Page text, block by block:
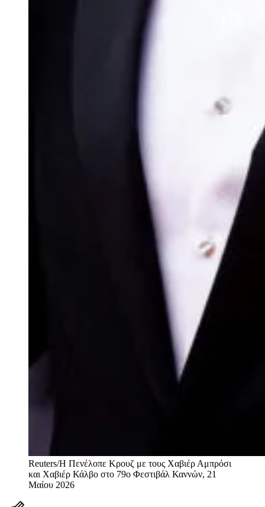
Reuters/Η Πενέλοπε Κρουζ με τους Χαβιέρ Αμπρόσι
και Χαβιέρ Κάλβο στο 79ο Φεστιβάλ Καννών, 21
Μαίου 2026